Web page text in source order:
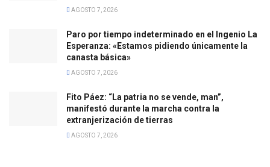
AGOSTO 7, 2026
Paro por tiempo indeterminado en el Ingenio La
Esperanza: «Estamos pidiendo únicamente la
canasta básica»
AGOSTO 7, 2026
Fito Páez: “La patria no se vende, man”,
manifestó durante la marcha contra la
extranjerización de tierras
AGOSTO 7, 2026